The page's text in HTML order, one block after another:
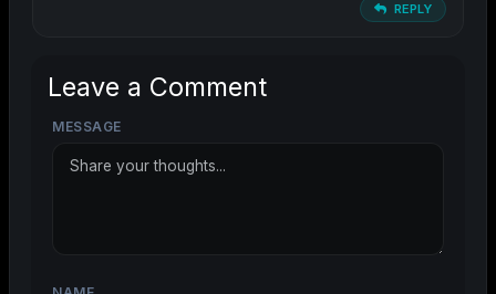
REPLY
Leave a Comment
MESSAGE